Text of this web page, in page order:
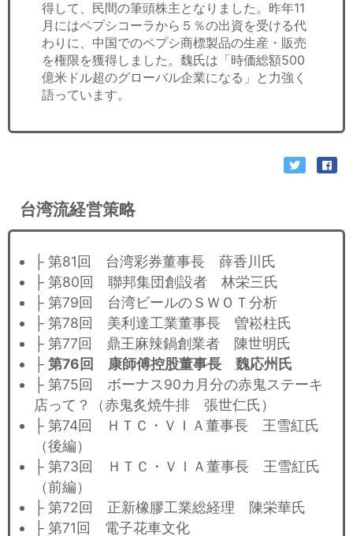
得して、民間の筆頭株主となりました。昨年11
月にはペプシコーラから５％の出資を受ける代
わりに、中国でのペプシ商標製品の生産・販売
を権限を獲得しました。魏氏は「時価総額500
億米ドル超のグローバル企業になる」と力強く
語っています。
台湾流経営策略
├ 第81回 台湾彩券董事長 薛香川氏
├ 第80回 聯邦集団創設者 林栄三氏
├ 第79回 台湾ビールのＳＷＯＴ分析
├ 第78回 美利達工業董事長 曽崧柱氏
├ 第77回 鼎王麻辣鍋創業者 陳世明氏
├ 第76回 康師傅控股董事長 魏応州氏
├ 第75回 ボーナス90カ月分の赤鬼ステーキ
店って？（赤鬼炙焼牛排 張世仁氏）
├ 第74回 ＨＴＣ・ＶＩＡ董事長 王雪紅氏
（後編）
├ 第73回 ＨＴＣ・ＶＩＡ董事長 王雪紅氏
（前編）
├ 第72回 正新橡膠工業総経理 陳栄華氏
├ 第71回 電子花車文化